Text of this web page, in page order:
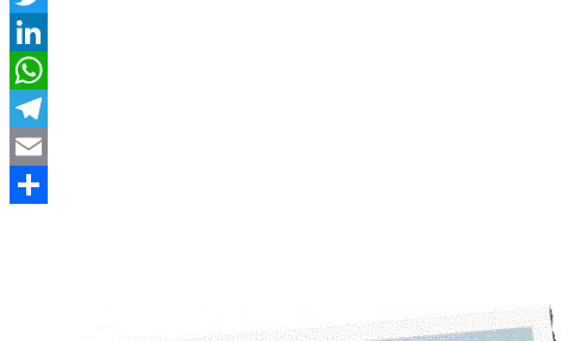
Twitter
LinkedIn
WhatsApp
Telegram
Email